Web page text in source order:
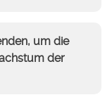
um die
der